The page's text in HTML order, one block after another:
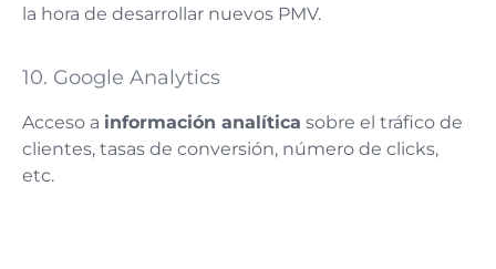
la hora de desarrollar nuevos PMV.
10. Google Analytics
Acceso a información analítica sobre el tráfico de
clientes, tasas de conversión, número de clicks,
etc.